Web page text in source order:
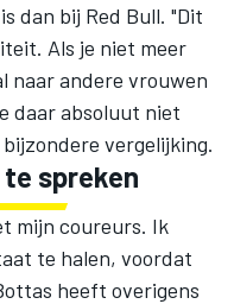
dan bij Red Bull. "Dit
Als je niet meer
naar andere vrouwen
daar absoluut niet
vergelijking.
te spreken
mijn coureurs. Ik
te halen, voordat
heeft overigens